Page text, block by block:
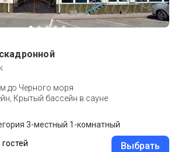
м до Черного моря
Крытый бассейн в сауне
3-местный 1-комнатный
Выбрать